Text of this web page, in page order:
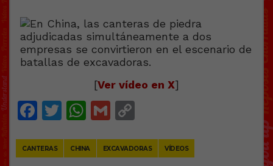
[Ver vídeo en X]
Facebook
Twitter
WhatsApp
Gmail
CANTERAS CHINA EXCAVADORAS VÍDEOS